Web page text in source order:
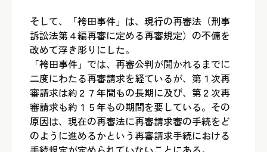
そして、「袴田事件」は、現行の再審法（刑事
訴訟法第４編再審に定める再審規定）の不備を
改めて浮き彫りにした。
「袴田事件」では、再審公判が開かれるまでに
二度にわたる再審請求を経ているが、第１次再
審請求は約２７年間もの長期に及び、第２次再
審請求も約１５年もの期間を要している。その
原因は、現在の再審法に再審請求審の手続をど
のように進めるかという再審請求手続における